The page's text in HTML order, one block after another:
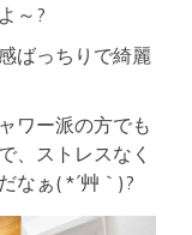
～?
ばっちりで綺麗
ワー派の方でも
、ストレスなく
なぁ( *´艸｀)?